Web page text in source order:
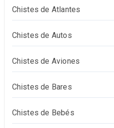
Chistes de Atlantes
Chistes de Autos
Chistes de Aviones
Chistes de Bares
Chistes de Bebés